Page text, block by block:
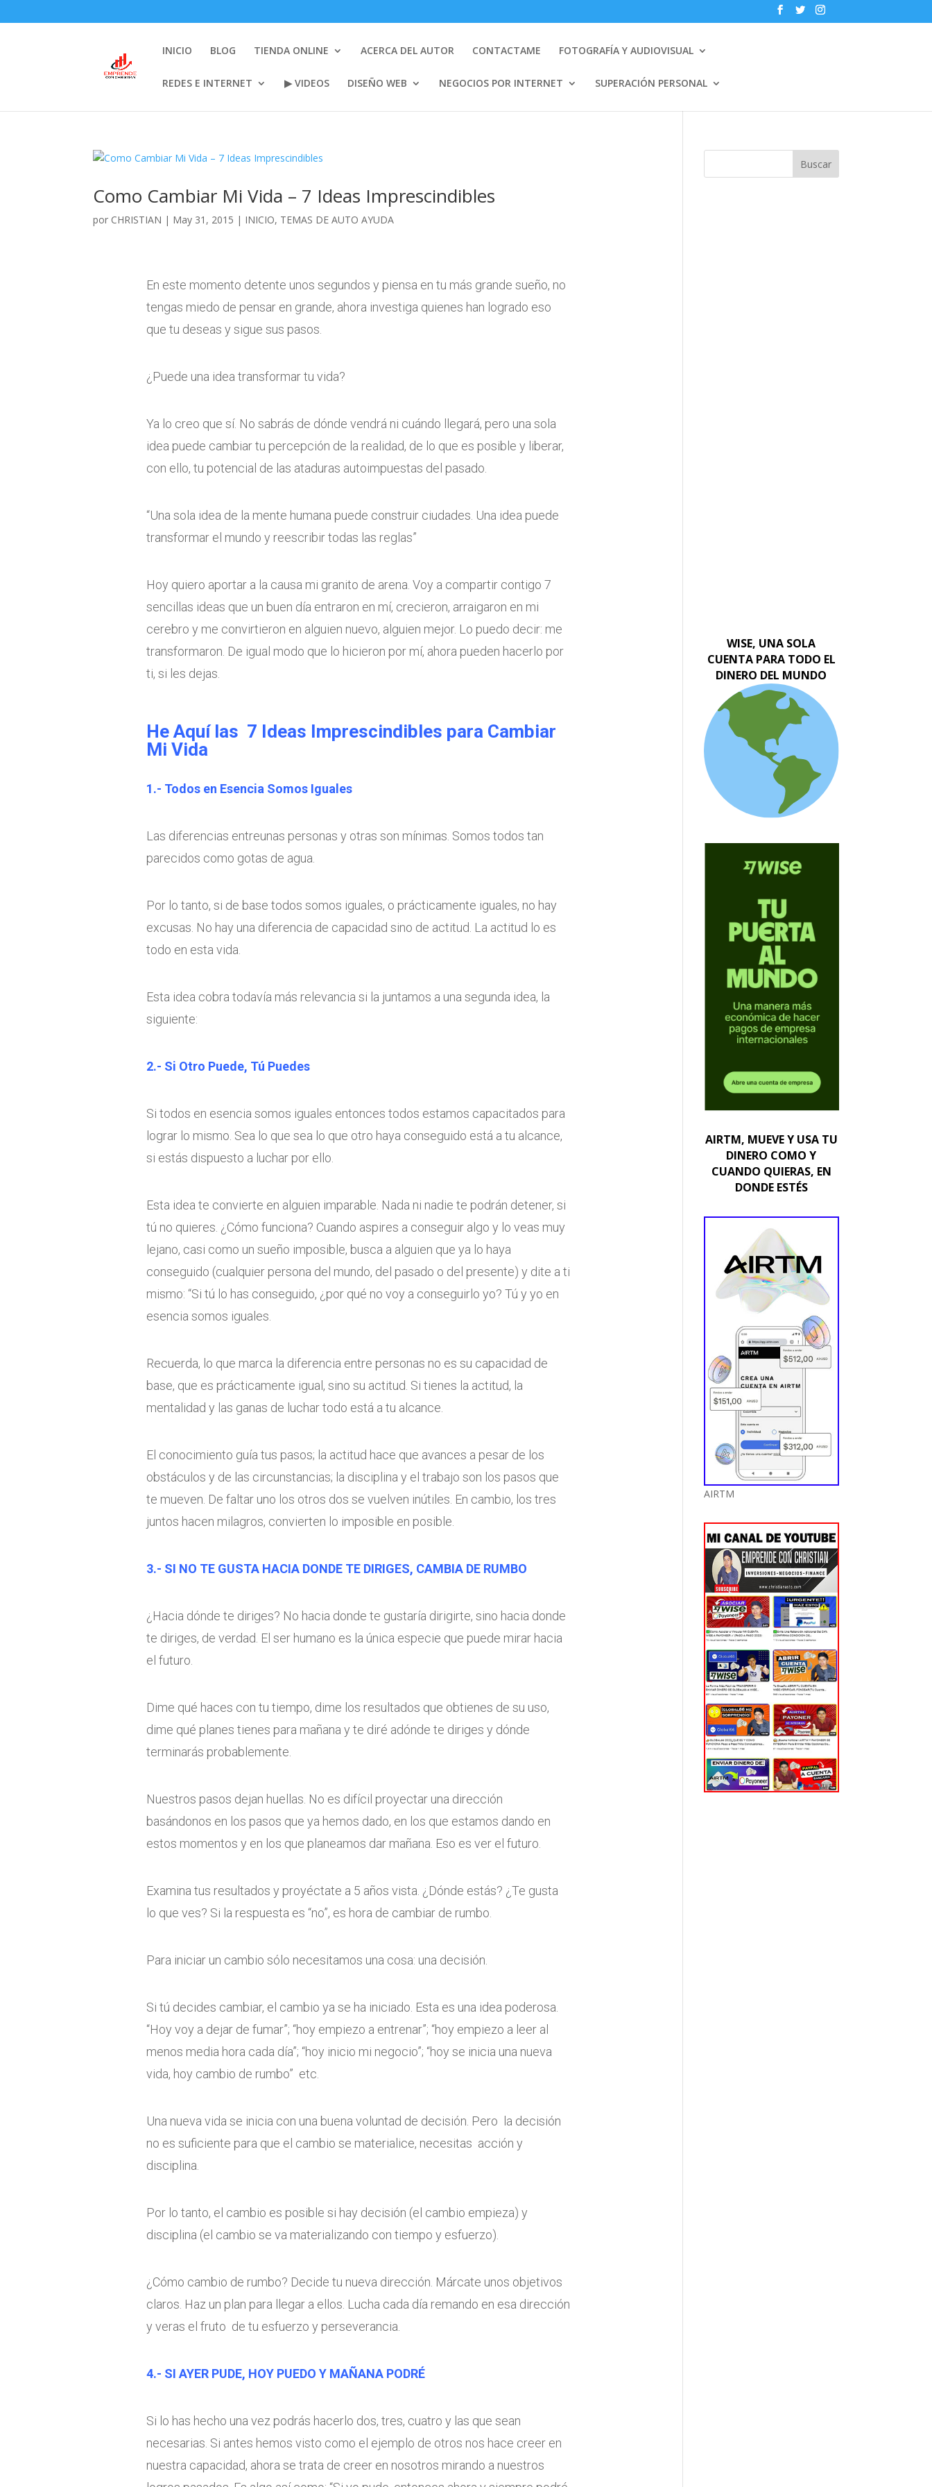
INICIO BLOG TIENDA ONLINE ACERCA DEL AUTOR CONTACTAME FOTOGRAFÍA Y AUDIOVISUAL
REDES E INTERNET ▶ VIDEOS DISEÑO WEB NEGOCIOS POR INTERNET SUPERACIÓN PERSONAL
Como Cambiar Mi Vida – 7 Ideas Imprescindibles
por CHRISTIAN | May 31, 2015 | INICIO, TEMAS DE AUTO AYUDA
En este momento detente unos segundos y piensa en tu más grande sueño, no
tengas miedo de pensar en grande, ahora investiga quienes han logrado eso
que tu deseas y sigue sus pasos.
¿Puede una idea transformar tu vida?
Ya lo creo que sí. No sabrás de dónde vendrá ni cuándo llegará, pero una sola
idea puede cambiar tu percepción de la realidad, de lo que es posible y liberar,
con ello, tu potencial de las ataduras autoimpuestas del pasado.
“Una sola idea de la mente humana puede construir ciudades. Una idea puede
transformar el mundo y reescribir todas las reglas”
Hoy quiero aportar a la causa mi granito de arena. Voy a compartir contigo 7
sencillas ideas que un buen día entraron en mí, crecieron, arraigaron en mi
cerebro y me convirtieron en alguien nuevo, alguien mejor. Lo puedo decir: me
transformaron. De igual modo que lo hicieron por mí, ahora pueden hacerlo por
ti, si les dejas.
He Aquí las 7 Ideas Imprescindibles para Cambiar
Mi Vida
1.- Todos en Esencia Somos Iguales
Las diferencias entreunas personas y otras son mínimas. Somos todos tan
parecidos como gotas de agua.
Por lo tanto, si de base todos somos iguales, o prácticamente iguales, no hay
excusas. No hay una diferencia de capacidad sino de actitud. La actitud lo es
todo en esta vida.
Esta idea cobra todavía más relevancia si la juntamos a una segunda idea, la
siguiente:
2.- Si Otro Puede, Tú Puedes
Si todos en esencia somos iguales entonces todos estamos capacitados para
lograr lo mismo. Sea lo que sea lo que otro haya conseguido está a tu alcance,
si estás dispuesto a luchar por ello.
Esta idea te convierte en alguien imparable. Nada ni nadie te podrán detener, si
tú no quieres. ¿Cómo funciona? Cuando aspires a conseguir algo y lo veas muy
lejano, casi como un sueño imposible, busca a alguien que ya lo haya
conseguido (cualquier persona del mundo, del pasado o del presente) y dite a ti
mismo: “Si tú lo has conseguido, ¿por qué no voy a conseguirlo yo? Tú y yo en
esencia somos iguales.
Recuerda, lo que marca la diferencia entre personas no es su capacidad de
base, que es prácticamente igual, sino su actitud. Si tienes la actitud, la
mentalidad y las ganas de luchar todo está a tu alcance.
El conocimiento guía tus pasos; la actitud hace que avances a pesar de los
obstáculos y de las circunstancias; la disciplina y el trabajo son los pasos que
te mueven. De faltar uno los otros dos se vuelven inútiles. En cambio, los tres
juntos hacen milagros, convierten lo imposible en posible.
3.- SI NO TE GUSTA HACIA DONDE TE DIRIGES, CAMBIA DE RUMBO
¿Hacia dónde te diriges? No hacia donde te gustaría dirigirte, sino hacia donde
te diriges, de verdad. El ser humano es la única especie que puede mirar hacia
el futuro.
Dime qué haces con tu tiempo, dime los resultados que obtienes de su uso,
dime qué planes tienes para mañana y te diré adónde te diriges y dónde
terminarás probablemente.
Nuestros pasos dejan huellas. No es difícil proyectar una dirección
basándonos en los pasos que ya hemos dado, en los que estamos dando en
estos momentos y en los que planeamos dar mañana. Eso es ver el futuro.
Examina tus resultados y proyéctate a 5 años vista. ¿Dónde estás? ¿Te gusta
lo que ves? Si la respuesta es “no”, es hora de cambiar de rumbo.
Para iniciar un cambio sólo necesitamos una cosa: una decisión.
Si tú decides cambiar, el cambio ya se ha iniciado. Esta es una idea poderosa.
“Hoy voy a dejar de fumar”; “hoy empiezo a entrenar”; “hoy empiezo a leer al
menos media hora cada día”; “hoy inicio mi negocio”; “hoy se inicia una nueva
vida, hoy cambio de rumbo” etc.
Una nueva vida se inicia con una buena voluntad de decisión. Pero la decisión
no es suficiente para que el cambio se materialice, necesitas acción y
disciplina.
Por lo tanto, el cambio es posible si hay decisión (el cambio empieza) y
disciplina (el cambio se va materializando con tiempo y esfuerzo).
¿Cómo cambio de rumbo? Decide tu nueva dirección. Márcate unos objetivos
claros. Haz un plan para llegar a ellos. Lucha cada día remando en esa dirección
y veras el fruto de tu esfuerzo y perseverancia.
4.- SI AYER PUDE, HOY PUEDO Y MAÑANA PODRÉ
Si lo has hecho una vez podrás hacerlo dos, tres, cuatro y las que sean
necesarias. Si antes hemos visto como el ejemplo de otros nos hace creer en
nuestra capacidad, ahora se trata de creer en nosotros mirando a nuestros
Buscar
WISE, UNA SOLA
CUENTA PARA TODO EL
DINERO DEL MUNDO
AIRTM, MUEVE Y USA TU
DINERO COMO Y
CUANDO QUIERAS, EN
DONDE ESTÉS
AIRTM